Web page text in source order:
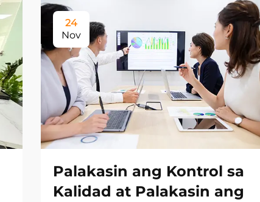
24
Nov
Palakasin ang Kontrol sa
Kalidad at Palakasin ang